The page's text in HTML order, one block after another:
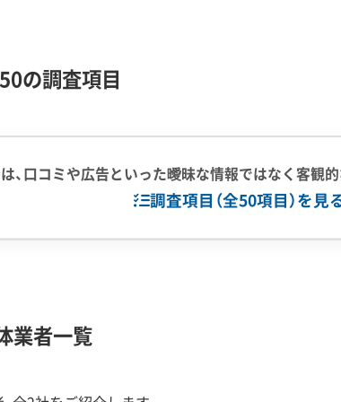
民が憩える親水空間「みなとオアシス」として整備
園を目指し、古いトイレの解体・新築工事（令和7年
対策の補助金
の調査項目
、口コミや広告といった曖昧な情報ではなく客観
調査項目（全50項目）を見
業者一覧